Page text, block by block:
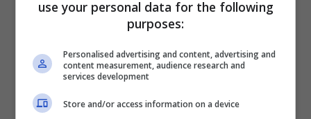
milioni di euro per convincere leCherriesa
lasciar partire Kelly.Questa, in realtà,
visto che l’inglese potrebbe andare via anche a
molto meno considerata la scadenza del suo
contratto il prossimo giugno. Il
pronto a sfruttare quest’opportunità, anche se
use your personal data for the following
purposes:
Personalised advertising and content, advertising and
content measurement, audience research and
services development
Store and/or access information on a device